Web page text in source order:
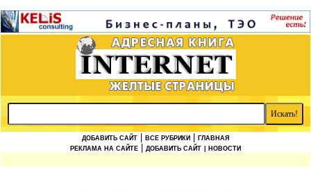
ДОБАВИТЬ САЙТ ВСЕ РУБРИКИ
ГЛАВНАЯ
РЕКЛАМА НА САЙТЕ
ДОБАВИТЬ САЙТ | НОВОСТИ